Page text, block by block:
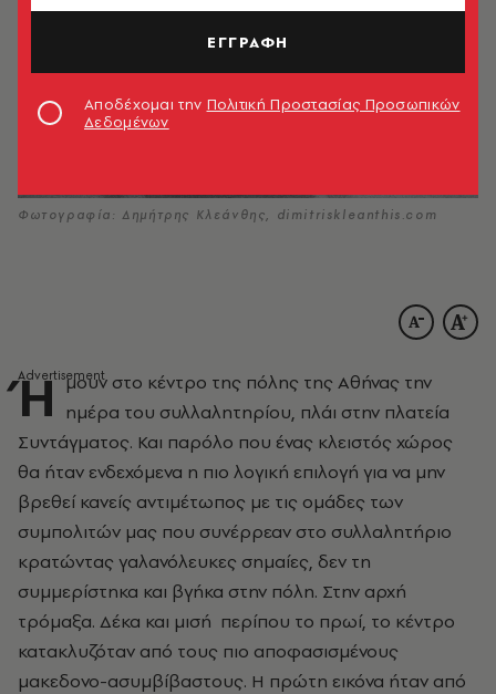
Φωτογραφία: Δημήτρης Κλεάνθης, dimitriskleanthis.com
Ή μουν στο κέντρο της πόλης της Αθήνας την
ημέρα του συλλαλητηρίου, πλάι στην πλατεία
Συντάγματος. Και παρόλο που ένας κλειστός χώρος
θα ήταν ενδεχόμενα η πιο λογική επιλογή για να μην
βρεθεί κανείς αντιμέτωπος με τις ομάδες των
συμπολιτών μας που συνέρρεαν στο συλλαλητήριο
κρατώντας γαλανόλευκες σημαίες, δεν τη
συμμερίστηκα και βγήκα στην πόλη. Στην αρχή
τρόμαξα. Δέκα και μισή περίπου το πρωί, το κέντρο
κατακλυζόταν από τους πιο αποφασισμένους
μακεδονο-ασυμβίβαστους. Η πρώτη εικόνα ήταν από
ΕΓΓΡΑΦΗ
Αποδέχομαι την Πολιτική Προστασίας Προσωπικών
Δεδομένων